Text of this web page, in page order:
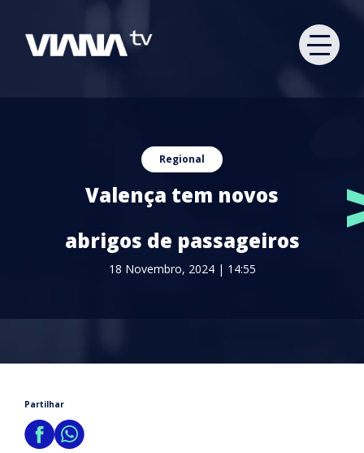
Regional
Valença tem novos
abrigos de passageiros
18 Novembro, 2024 | 14:55
Partilhar